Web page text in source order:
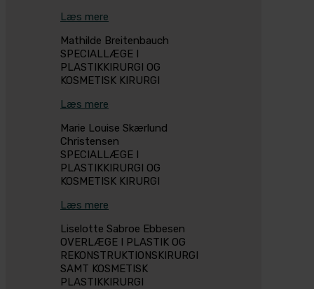
Læs mere
Mathilde Breitenbauch
SPECIALLÆGE I
PLASTIKKIRURGI OG
KOSMETISK KIRURGI
Læs mere
Marie Louise Skærlund
Christensen
SPECIALLÆGE I
PLASTIKKIRURGI OG
KOSMETISK KIRURGI
Læs mere
Liselotte Sabroe Ebbesen
OVERLÆGE I PLASTIK OG
REKONSTRUKTIONSKIRURGI
SAMT KOSMETISK
PLASTIKKIRURGI